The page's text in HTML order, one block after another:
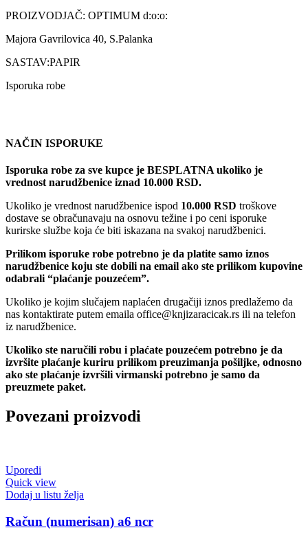
PROIZVODJAČ: OPTIMUM d:o:o:
Majora Gavrilovica 40, S.Palanka
SASTAV:PAPIR
Isporuka robe
NAČIN ISPORUKE
Isporuka robe za sve kupce je BESPLATNA ukoliko je
vrednost narudžbenice iznad 10.000 RSD.
Ukoliko je vrednost narudžbenice ispod 10.000 RSD troškove
dostave se obračunavaju na osnovu težine i po ceni isporuke
kurirske službe koja će biti iskazana na svakoj narudžbenici.
Prilikom isporuke robe potrebno je da platite samo iznos
narudžbenice koju ste dobili na email ako ste prilikom kupovine
odabrali “plaćanje pouzećem”.
Ukoliko je kojim slučajem naplaćen drugačiji iznos predlažemo da
nas kontaktirate putem emaila office@knjizaracicak.rs ili na telefon
iz narudžbenice.
Ukoliko ste naručili robu i plaćate pouzećem potrebno je da
izvršite plaćanje kuriru prilikom preuzimanja pošiljke, odnosno
ako ste plaćanje izvršili virmanski potrebno je samo da
preuzmete paket.
Povezani proizvodi
Uporedi
Quick view
Dodaj u listu želja
Račun (numerisan) a6 ncr